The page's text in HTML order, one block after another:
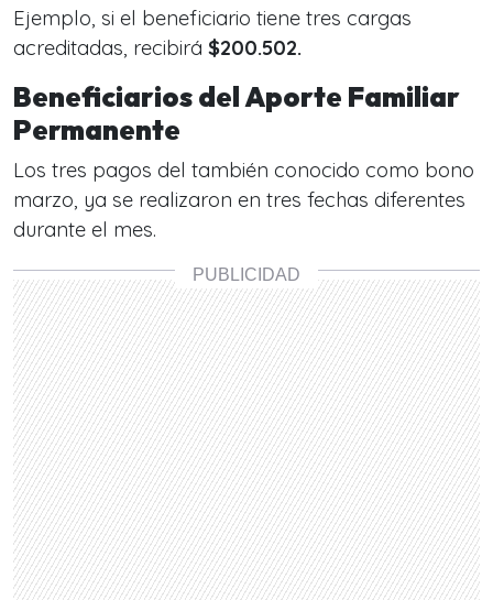
Ejemplo, si el beneficiario tiene tres cargas
acreditadas, recibirá $200.502.
Beneficiarios del Aporte Familiar
Permanente
Los tres pagos del también conocido como bono
marzo, ya se realizaron en tres fechas diferentes
durante el mes.